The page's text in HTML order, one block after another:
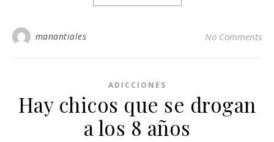
manantiales No Comments
ADICCIONES
Hay chicos que se drogan
a los 8 años